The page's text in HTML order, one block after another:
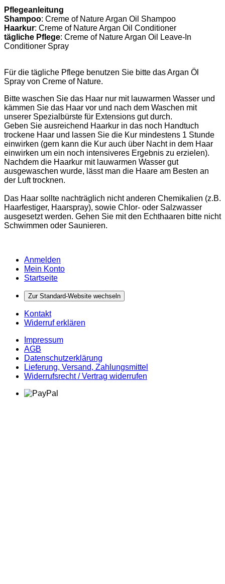
Pflegeanleitung
Shampoo: Creme of Nature Argan Oil Shampoo
Haarkur: Creme of Nature Argan Oil Conditioner
tägliche Pflege: Creme of Nature Argan Oil Leave-In
Conditioner Spray
Für die tägliche Pflege benutzen Sie bitte das Argan Öl
Spray von Creme of Nature.
Bitte waschen Sie das Haar nur mit lauwarmen Wasser und
kämmen Sie das Haar vor und nach dem Waschen mit
unserer Spezialbürste für Extensions gut durch.
Geben Sie ausreichend Haarkur in das noch Handtuch
trockene Haar und lassen Sie die Kur mindestens 1 Stunde
einwirken (gern kann die Kur auch über Nacht in dem Haar
einwirken um ein noch intensiveres Ergebnis zu erzielen).
Nachdem die Haarkur mit lauwarmen Wasser gut
ausgewaschen wurde, lässt man die Haare am Besten an
der Luft trocknen.
Das Haar sollte nachträglich nicht anderen Chemikalien (z.B.
Haarfestiger, Haarspray), sowie Chlor- oder Salzwasser
ausgesetzt werden. Gehen Sie mit den Echthaaren bitte nicht
Schwimmen oder Saunieren.
Anmelden
Mein Konto
Startseite
Zur Standard-Website wechseln
Kontakt
Widerruf erklären
Impressum
AGB
Datenschutzerklärung
Lieferung, Versand, Zahlungsmittel
Widerrufsrecht / Vertrag widerrufen